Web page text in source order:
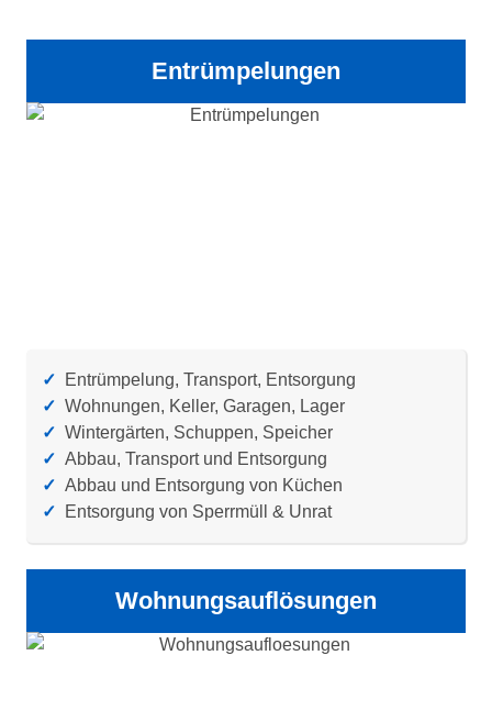
Entrümpelungen
✓
Entrümpelung, Transport, Entsorgung
✓ Wohnungen, Keller, Garagen, Lager
✓ Wintergärten, Schuppen, Speicher
✓ Abbau, Transport und Entsorgung
✓ Abbau und Entsorgung von Küchen
✓
Entsorgung von Sperrmüll & Unrat
Wohnungsauflösungen